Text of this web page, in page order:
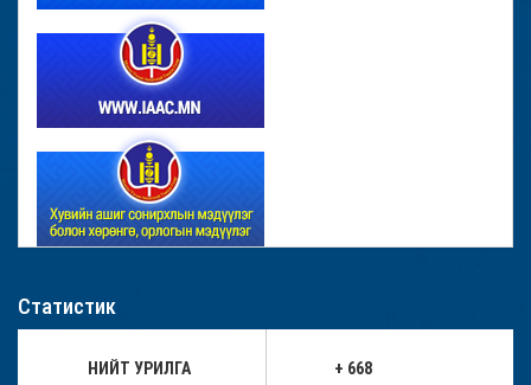
Статистик
НИЙТ УРИЛГА + 668